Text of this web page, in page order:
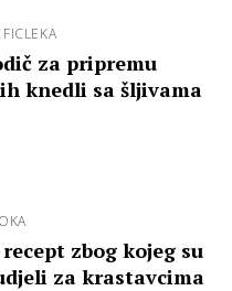
za pripremu
knedli sa šljivama
zbog kojeg su
za krastavcima